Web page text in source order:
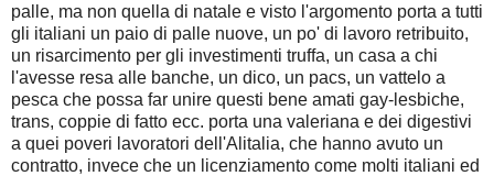
palle, ma non quella di natale e visto l'argomento porta a tutti
gli italiani un paio di palle nuove, un po' di lavoro retribuito,
un risarcimento per gli investimenti truffa, un casa a chi
l'avesse resa alle banche, un dico, un pacs, un vattelo a
pesca che possa far unire questi bene amati gay-lesbiche,
trans, coppie di fatto ecc. porta una valeriana e dei digestivi
a quei poveri lavoratori dell'Alitalia, che hanno avuto un
contratto, invece che un licenziamento come molti italiani ed